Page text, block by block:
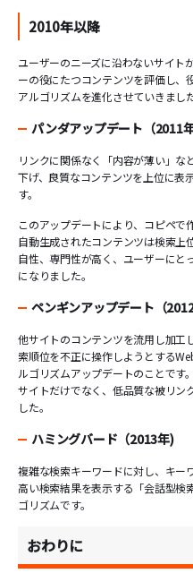
2010年以降
ユーザーのニーズに沿わないサイト
ーの役にたつコンテンツを評価し、
アルゴリズムを進化させていきました
パンダアップデート（2011年
リンクに関係なく「内容が薄い」
下げ、良質なコンテンツを上位に表
す。
このアップデートにより、コピペで
自動生成されたコンテンツは検索上
自性、専門性が高く、ユーザーにと
になりました。
ペンギンアップデート（2012
他サイトのコンテンツを流用し加工
索順位を不正に操作しようとする
ルゴリズムアップデートのことです
サイトだけでなく、低品質な被リン
した。
ハミングバード（2013年)
複雑な検索キーワードに対し、キー
高い検索結果を表示する「会話型検
ゴリズムです。
おわりに